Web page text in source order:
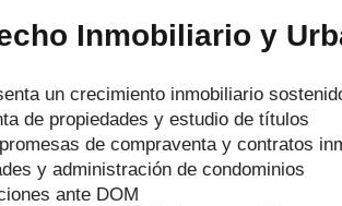
Inmobiliario y
un crecimiento inmobiliario
de propiedades y estudio de títulos
de compraventa y contratos
y administración de condominios
ante DOM